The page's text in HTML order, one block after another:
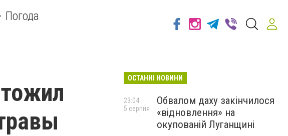
Погода
ОСТАННІ НОВИНИ
Обвалом даху закінчилося
«відновлення» на
окупованій Луганщині
23:04
5 серпня